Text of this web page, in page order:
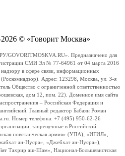
© «Говорит Москва»
GOVORITMOSKVA.RU». Предназначено для
СМИ Эл № 77-64961 от 04 марта 2016
в сфере связи, информационных
Адрес: 123298, Москва, ул. 3-я
Общество с ограниченной ответственностью
дом 12, пом. 22). Доменное имя сайта
– Российская Федерация и
Главный редактор Бабаян Роман
Номер телефона: +7 (495) 950-62-26
запрещенные в Российской
повстанческая армия» (УПА), «ИГИЛ»,
ан-Нусра», «Джебхат ан-Нусра»),
Тахрир аш-Шам», Национал-Большевистская